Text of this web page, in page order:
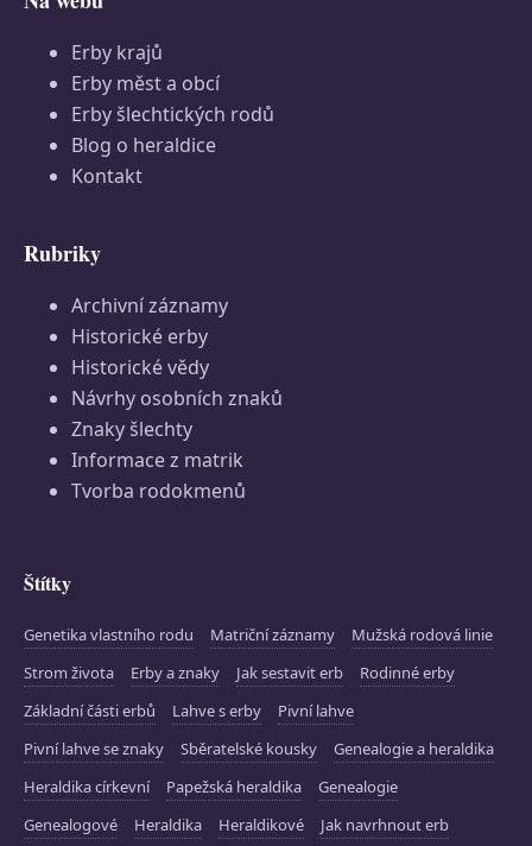
Erby krajů
Erby měst a obcí
Erby šlechtických rodů
Blog o heraldice
Kontakt
Rubriky
Archivní záznamy
Historické erby
Historické vědy
Návrhy osobních znaků
Znaky šlechty
Informace z matrik
Tvorba rodokmenů
Štítky
Genetika vlastního rodu Matriční záznamy
Mužská rodová linie
Strom života
Erby a znaky Jak sestavit erb
Rodinné erby
Základní části erbů
Lahve s erby
Pivní lahve
Pivní lahve se znaky
Sběratelské kousky
Genealogie a heraldika
Heraldika církevní
Papežská heraldika
Genealogie
Genealogové
Heraldika Heraldikové
Jak navrhnout erb